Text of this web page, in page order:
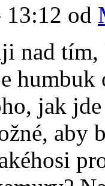
13:12 od
nad tím,
jak jde
aby